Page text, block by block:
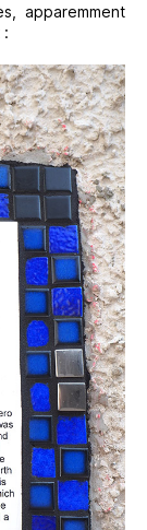
apparemment
: